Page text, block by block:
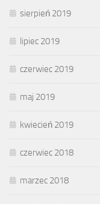
sierpień 2019
lipiec 2019
czerwiec 2019
maj 2019
kwiecień 2019
czerwiec 2018
marzec 2018